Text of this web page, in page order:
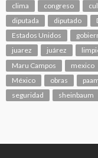
clima
congreso
diputada
diputado
Estados Unidos
juarez
juárez
Maru Campos
mexico
México
obras
seguridad
sheinbaum